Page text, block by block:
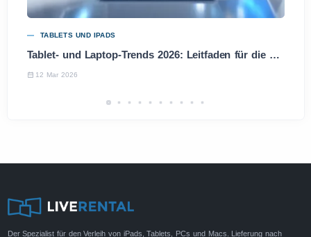
TABLETS UND IPADS
Tablet- und Laptop-Trends 2026: Leitfaden für die besten Entscheidungen
12 Mar 2026
Der Spezialist für den Verleih von iPads, Tablets, PCs und Macs. Lieferung nach